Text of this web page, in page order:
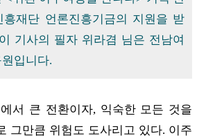
흥재단 언론진흥기금의 지원을 받
기사의 필자 위라겸 님은 전남여
입니다.
서 큰 전환이자, 익숙한 모든 것을
그만큼 위험도 도사리고 있다. 이주